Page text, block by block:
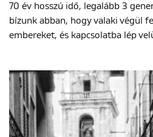
70 év hosszú idő, legalább 3
bízunk abban, hogy valaki végül
embereket, és kapcsolatba lép